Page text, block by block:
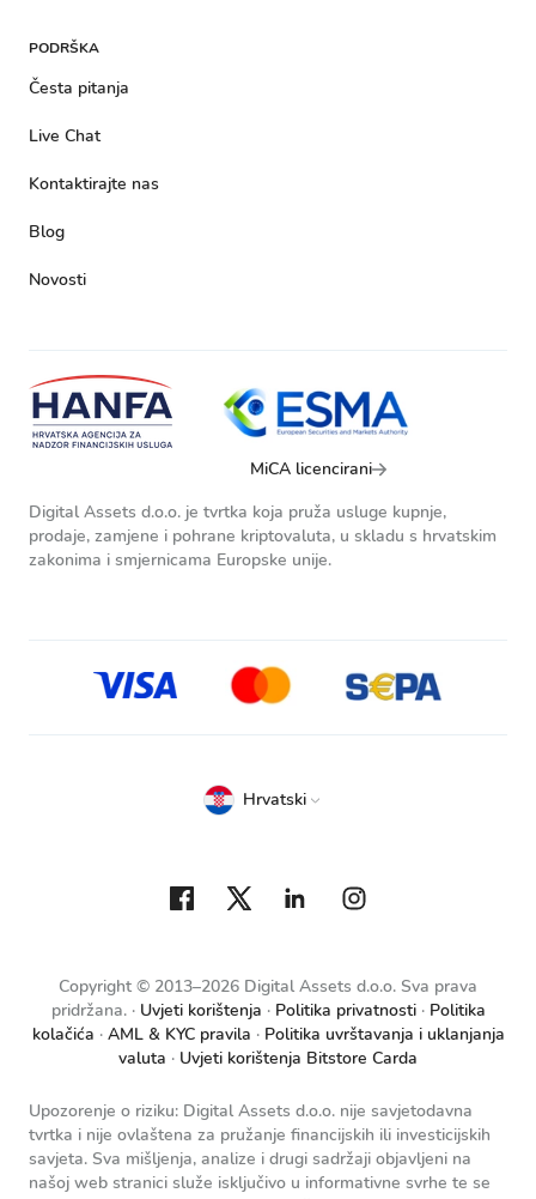
PODRŠKA
Česta pitanja
Live Chat
Kontaktirajte nas
Blog
Novosti
MiCA licencirani
Digital Assets d.o.o. je tvrtka koja pruža usluge kupnje,
prodaje, zamjene i pohrane kriptovaluta, u skladu s hrvatskim
zakonima i smjernicama Europske unije.
Copyright © 2013–2026 Digital Assets d.o.o. Sva prava
pridržana.
Uvjeti korištenja Politika privatnosti
Politika
kolačića
AML & KYC pravila
Politika uvrštavanja i uklanjanja
valuta
Uvjeti korištenja Bitstore Carda
Hrvatski
Upozorenje o riziku: Digital Assets d.o.o. nije savjetodavna
tvrtka i nije ovlaštena za pružanje financijskih ili investicijskih
savjeta. Sva mišljenja, analize i drugi sadržaji objavljeni na
našoj web stranici služe isključivo u informativne svrhe te se